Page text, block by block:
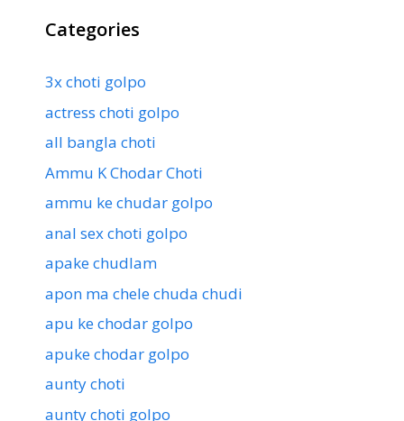
Categories
3x choti golpo
actress choti golpo
all bangla choti
Ammu K Chodar Choti
ammu ke chudar golpo
anal sex choti golpo
apake chudlam
apon ma chele chuda chudi
apu ke chodar golpo
apuke chodar golpo
aunty choti
aunty choti golpo